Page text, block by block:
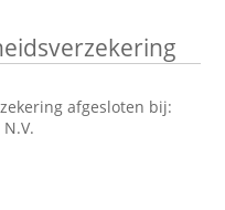
afgesloten bij: